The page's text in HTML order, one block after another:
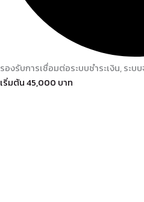
รองรับการเชื่อมต่อระบบชำระเงิน, ระบ
เริ่มต้น 45,000 บาท